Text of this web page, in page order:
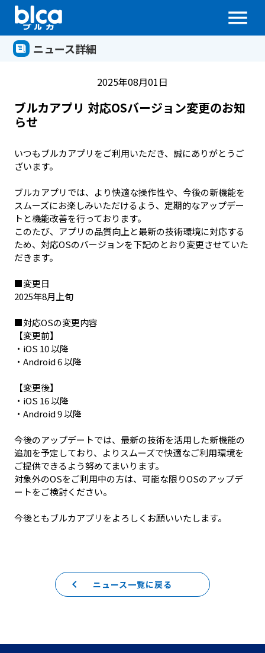
menu
ニュース詳細
2025年08月01日
ブルカアプリ 対応OSバージョン変更のお知
らせ
いつもブルカアプリをご利用いただき、誠にありがとうご
ざいます。
ブルカアプリでは、より快適な操作性や、今後の新機能を
スムーズにお楽しみいただけるよう、定期的なアップデー
トと機能改善を行っております。
このたび、アプリの品質向上と最新の技術環境に対応する
ため、対応OSのバージョンを下記のとおり変更させていた
だきます。
■変更日
2025年8月上旬
■対応OSの変更内容
【変更前】
・iOS 10 以降
・Android 6 以降
【変更後】
・iOS 16 以降
・Android 9 以降
今後のアップデートでは、最新の技術を活用した新機能の
追加を予定しており、よりスムーズで快適なご利用環境を
ご提供できるよう努めてまいります。
対象外のOSをご利用中の方は、可能な限りOSのアップデ
ートをご検討ください。
今後ともブルカアプリをよろしくお願いいたします。
ニュース一覧に戻る
keyboard_arrow_left